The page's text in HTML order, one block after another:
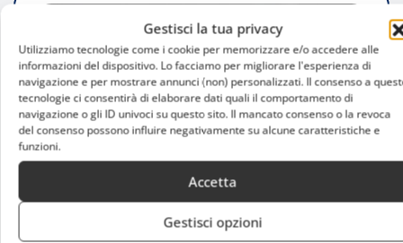
Gestisci la tua privacy
Utilizziamo tecnologie come i cookie per memorizzare e/o accedere alle
informazioni del dispositivo. Lo facciamo per migliorare l'esperienza di
navigazione e per mostrare annunci (non) personalizzati. Il consenso a
tecnologie ci consentirà di elaborare dati quali il comportamento di
navigazione o gli ID univoci su questo sito. Il mancato consenso o la revoca
del consenso possono influire negativamente su alcune caratteristiche e
funzioni.
Accetta
Gestisci opzioni